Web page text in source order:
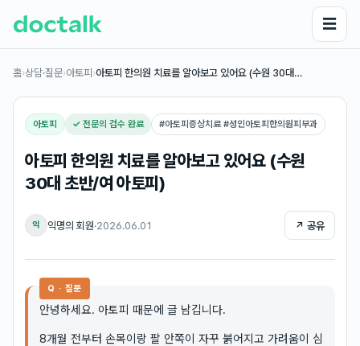
☰
홈›상담·질문›아토피 ›아토피 한의원 치료를 알아보고 있어요 (수원 30대…
아토피 ✓ 전문의 검수 완료 #아토피증상치료 #성인아토피한의원피부과
아토피 한의원 치료를 알아보고 있어요 (수원
30대 초반/여 아토피)
익 익명의 회원·2026.06.01 ↗ 공유
Q · 질문
안녕하세요. 아토피 때문에 글 남깁니다.
8개월 전부터 손목이랑 팔 안쪽이 자꾸 붉어지고 가려움이 심